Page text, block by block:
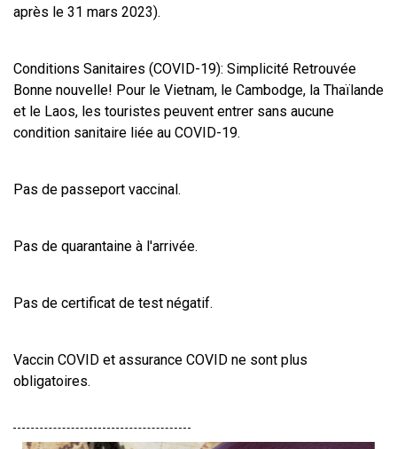
après le 31 mars 2023).
Conditions Sanitaires (COVID-19): Simplicité Retrouvée
Bonne nouvelle! Pour le Vietnam, le Cambodge, la Thaïlande
et le Laos, les touristes peuvent entrer sans aucune
condition sanitaire liée au COVID-19.
Pas de passeport vaccinal.
Pas de quarantaine à l'arrivée.
Pas de certificat de test négatif.
Vaccin COVID et assurance COVID ne sont plus
obligatoires.